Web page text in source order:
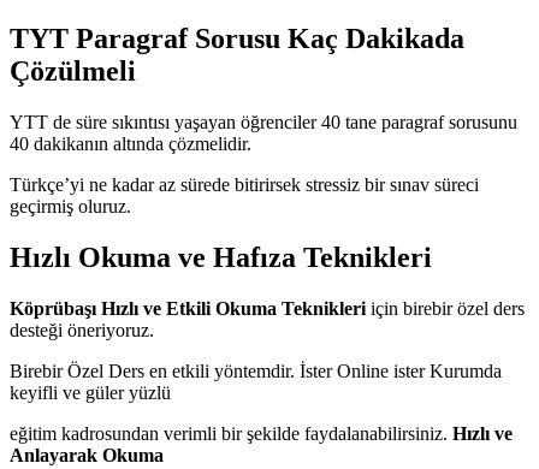
TYT Paragraf Sorusu Kaç Dakikada
Çözülmeli
YTT de süre sıkıntısı yaşayan öğrenciler 40 tane paragraf sorusunu
40 dakikanın altında çözmelidir.
Türkçe’yi ne kadar az sürede bitirirsek stressiz bir sınav süreci
geçirmiş oluruz.
Hızlı Okuma ve Hafıza Teknikleri
Köprübaşı Hızlı ve Etkili Okuma Teknikleri için birebir özel ders
desteği öneriyoruz.
Birebir Özel Ders en etkili yöntemdir. İster Online ister Kurumda
keyifli ve güler yüzlü
eğitim kadrosundan verimli bir şekilde faydalanabilirsiniz. Hızlı ve
Anlayarak Okuma